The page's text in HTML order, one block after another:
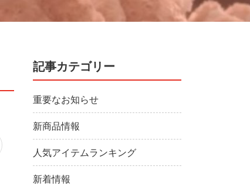
記事カテゴリー
重要なお知らせ
新商品情報
人気アイテムランキング
新着情報